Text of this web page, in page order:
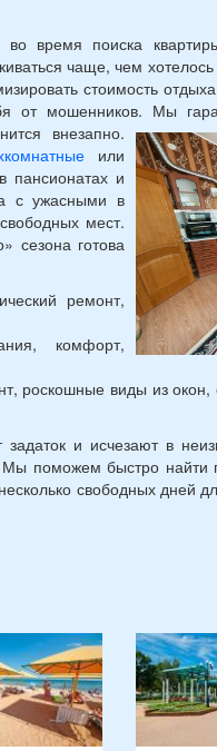
во время поиска
чаще, чем
стоимость
мошенников. Мы
внезапно.
или
пансионатах и
с ужасными в
мест.
сезона готова
ремонт,
комфорт,
роскошные виды из окон,
и исчезают в
поможем быстро
свободных дней